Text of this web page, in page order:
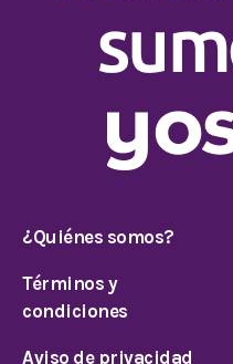
¿Quiénes somos?
Términos y
condiciones
Aviso de privacidad